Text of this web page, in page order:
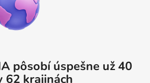
pôsobí úspešne už 40
62 krajinách